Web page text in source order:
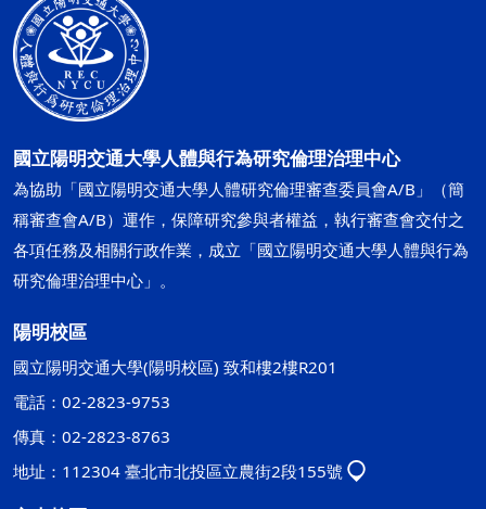
國立陽明交通大學人體與行為研究倫理治理中心
為協助「國立陽明交通大學人體研究倫理審查委員會A/B」（簡
稱審查會A/B）運作，保障研究參與者權益，執行審查會交付之
各項任務及相關行政作業，成立「國立陽明交通大學人體與行為
研究倫理治理中心」。
陽明校區
國立陽明交通大學(陽明校區) 致和樓2樓R201
電話：02-2823-9753
傳真：02-2823-8763
地址：112304 臺北市北投區立農街2段155號